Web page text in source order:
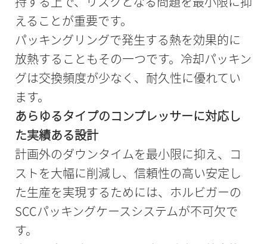
えることが重要です。
パッキングリングで発生する熱を効果的に
放熱することもその一つです。冷却パッキン
グは交換頻度が少なく、耐久性に優れてい
ます。
あらゆるタイプのコンプレッサーに対応し
た実績ある設計
計画外のダウンタイムを最小限に抑え、コ
ストを大幅に削減し、信頼性の高い安定し
た生産を実現するためには、ホルビガーの
SCCパッキングケースシステムが不可欠で
す。